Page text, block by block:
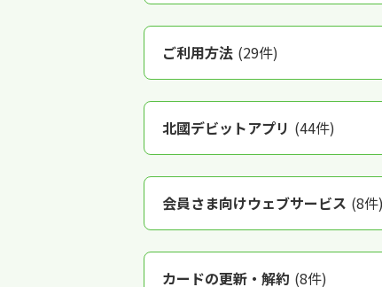
ご利用方法 (29件)
北國デビットアプリ (44件)
会員さま向けウェブサービス (8件)
カードの更新・解約 (8件)